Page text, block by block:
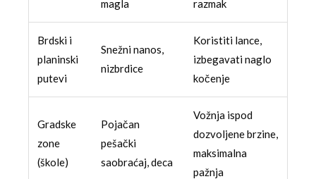
magla
razmak
Brdski i
planinski
putevi
Snežni nanos,
nizbrdice
Koristiti lance,
izbegavati naglo
kočenje
Gradske
zone
(škole)
Pojačan
pešački
saobraćaj, deca
Vožnja ispod
dozvoljene brzine,
maksimalna
pažnja